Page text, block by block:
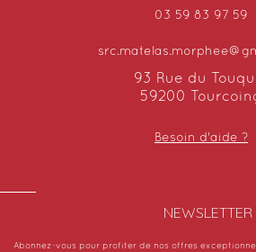
03 59 83 97 59
93 Rue du
59200
Besoin d'aide ?
NEWSLETTER​
Abonnez-vous pour profiter de nos offres